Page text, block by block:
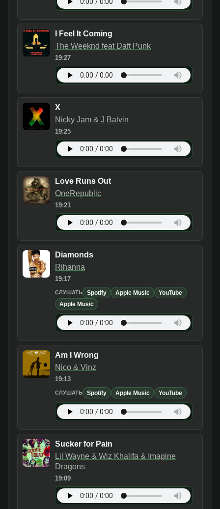
I Feel It Coming
The Weeknd feat Daft Punk
19:27
X
Nicky Jam & J Balvin
19:25
Love Runs Out
OneRepublic
19:21
Diamonds
Rihanna
19:17
СЛУШАТЬ Spotify Apple Music
YouTube
Apple Music
Am I Wrong
Nico & Vinz
19:13
СЛУШАТЬ Spotify Apple Music YouTube
Sucker for Pain
Lil Wayne & Wiz Khalifa & Imagine
Dragons
19:09